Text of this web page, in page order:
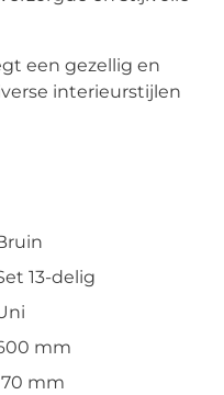
een gezellig en
interieurstijlen
13-delig
mm
mm